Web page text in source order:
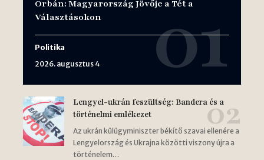
Orbán: Magyarország Jövője a Tét a
Választásokon
Politika
2026. augusztus 4
Lengyel-ukrán feszültség: Bandera és a
történelmi emlékezet
Az ukrán külügyminiszter békítő szavai ellenére a
Lengyelország és Ukrajna közötti viszony újra a
történelem…